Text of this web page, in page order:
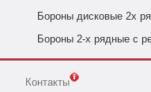
Бороны дисковые 2х
Бороны 2-х рядные с
Контакты